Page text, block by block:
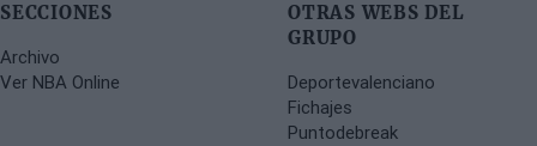
SECCIONES
Archivo
Ver NBA Online
OTRAS WEBS DEL
GRUPO
Deportevalenciano
Fichajes
Puntodebreak